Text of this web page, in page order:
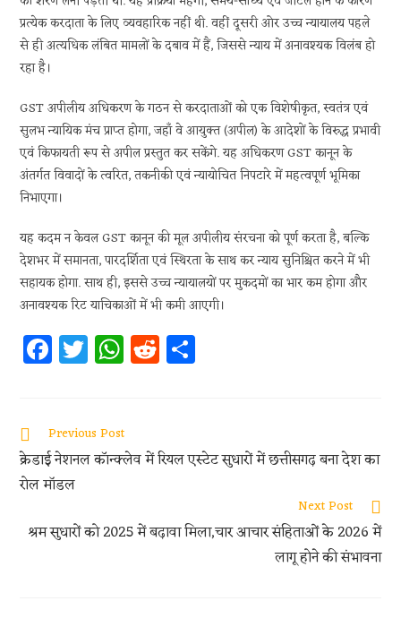
प्रत्येक करदाता के लिए व्यवहारिक नहीं थी. वहीं दूसरी ओर उच्च न्यायालय पहले
से ही अत्यधिक लंबित मामलों के दबाव में हैं, जिससे न्याय में अनावश्यक विलंब हो
रहा है।
GST अपीलीय अधिकरण के गठन से करदाताओं को एक विशेषीकृत, स्वतंत्र एवं
सुलभ न्यायिक मंच प्राप्त होगा, जहाँ वे आयुक्त (अपील) के आदेशों के विरुद्ध प्रभावी
एवं किफायती रूप से अपील प्रस्तुत कर सकेंगे. यह अधिकरण GST कानून के
अंतर्गत विवादों के त्वरित, तकनीकी एवं न्यायोचित निपटारे में महत्वपूर्ण भूमिका
निभाएगा।
यह कदम न केवल GST कानून की मूल अपीलीय संरचना को पूर्ण करता है, बल्कि
देशभर में समानता, पारदर्शिता एवं स्थिरता के साथ कर न्याय सुनिश्चित करने में भी
सहायक होगा. साथ ही, इससे उच्च न्यायालयों पर मुकदमों का भार कम होगा और
अनावश्यक रिट याचिकाओं में भी कमी आएगी।
Fa
ce
oo
k
T
w
er
W
h
s
A
p
R
e
t
Previous Post
क्रेडाई नेशनल कॉन्क्लेव में रियल एस्टेट सुधारों में छत्तीसगढ़ बना देश का
रोल मॉडल
Next Post
श्रम सुधारों को 2025 में बढ़ावा मिला,चार आचार संहिताओं के 2026 में
लागू होने की संभावना